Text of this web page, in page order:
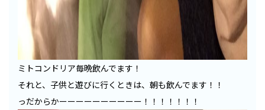
ミトコンドリア毎晩飲んでます！
それと、子供と遊びに行くときは、朝も飲んでます！！
っだからかーーーーーーーーーー！！！！！！！